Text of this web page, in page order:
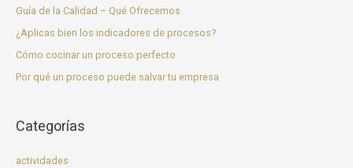
Guía de la Calidad – Qué Ofrecemos
¿Aplicas bien los indicadores de procesos?
Cómo cocinar un proceso perfecto
Por qué un proceso puede salvar tu empresa
Categorías
actividades